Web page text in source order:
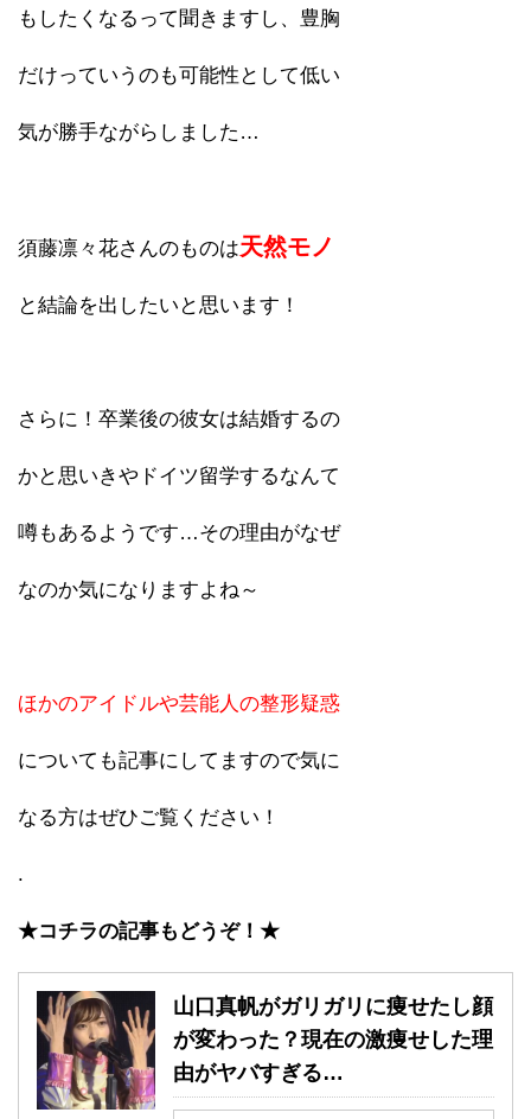
もしたくなるって聞きますし、豊胸
だけっていうのも可能性として低い
気が勝手ながらしました…
須藤凛々花さんのものは天然モノ
と結論を出したいと思います！
さらに！卒業後の彼女は結婚するの
かと思いきやドイツ留学するなんて
噂もあるようです…その理由がなぜ
なのか気になりますよね～
ほかのアイドルや芸能人の整形疑惑
についても記事にしてますので気に
なる方はぜひご覧ください！
.
★コチラの記事もどうぞ！★
山口真帆がガリガリに痩せたし顔
が変わった？現在の激痩せした理
由がヤバすぎる…